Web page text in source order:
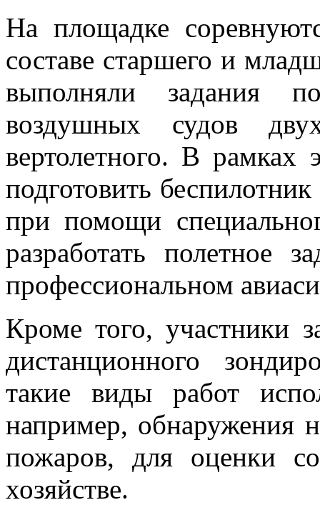
На площадке
составе старшего и
выполняли задания
воздушных судов
вертолетного. В
подготовить
при помощи
разработать полетное
профессиональном
Кроме того, участники
дистанционного
такие виды работ
например, обнаружения
пожаров, для оценки
хозяйстве.